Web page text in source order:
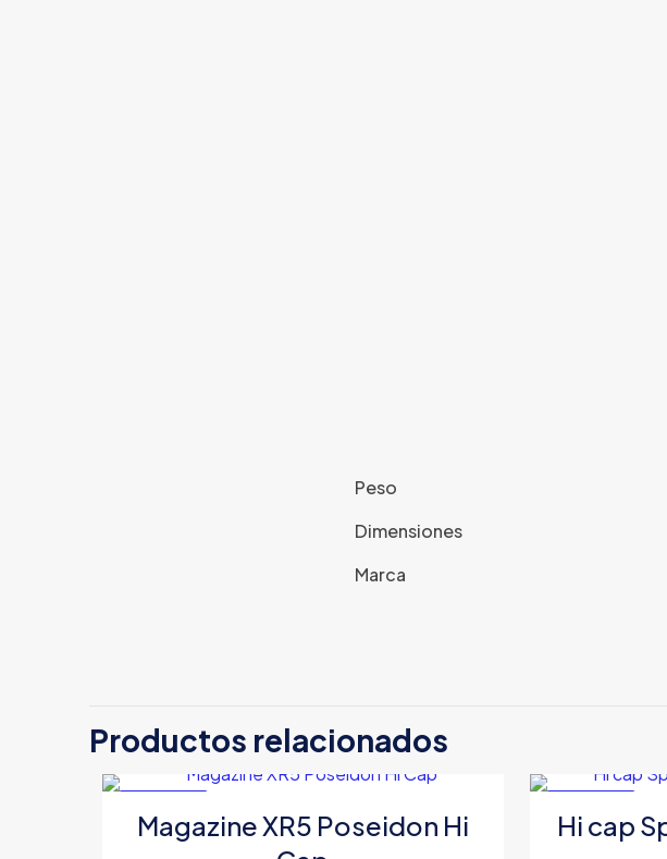
Peso
Dimensiones
Marca
Productos relacionados
Magazine XR5 Poseidon Hi
Hi cap